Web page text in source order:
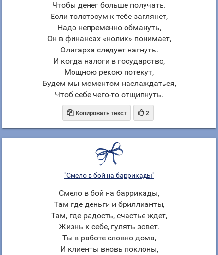
Чтобы денег больше получать.
Если толстосум к тебе заглянет,
Надо непременно обмануть,
Он в финансах «нолик» понимает,
Олигарха следует нагнуть.
И когда налоги в государство,
Мощною рекою потекут,
Будем мы моментом наслаждаться,
Чтоб себе чего-то отщипнуть.
 Копировать текст  2
"Смело в бой на баррикады"
Смело в бой на баррикады,
Там где деньги и бриллианты,
Там, где радость, счастье ждет,
Жизнь к себе, гулять зовет.
Ты в работе словно дома,
И клиенты вновь поклоны,